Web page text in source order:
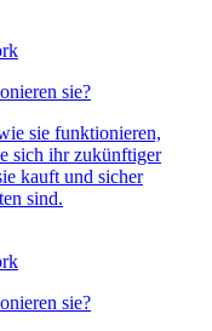
sie?
sie funktionieren,
sich ihr zukünftiger
kauft und sicher
sind.
sie?